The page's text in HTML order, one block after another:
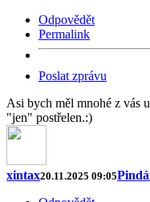
Odpovědět
Permalink
Poslat zprávu
Asi bych měl mnohé z vás
"jen" postřelen.:)
xintax20.11.2025 09:05